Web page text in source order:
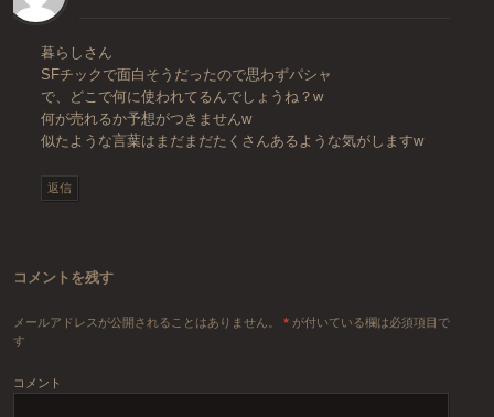
暮らしさん
SFチックで面白そうだったので思わずパシャ
で、どこで何に使われてるんでしょうね？w
何が売れるか予想がつきませんw
似たような言葉はまだまだたくさんあるような気がしますw
返信
コメントを残す
メールアドレスが公開されることはありません。 *が付いている欄は必須項目で
す
コメント